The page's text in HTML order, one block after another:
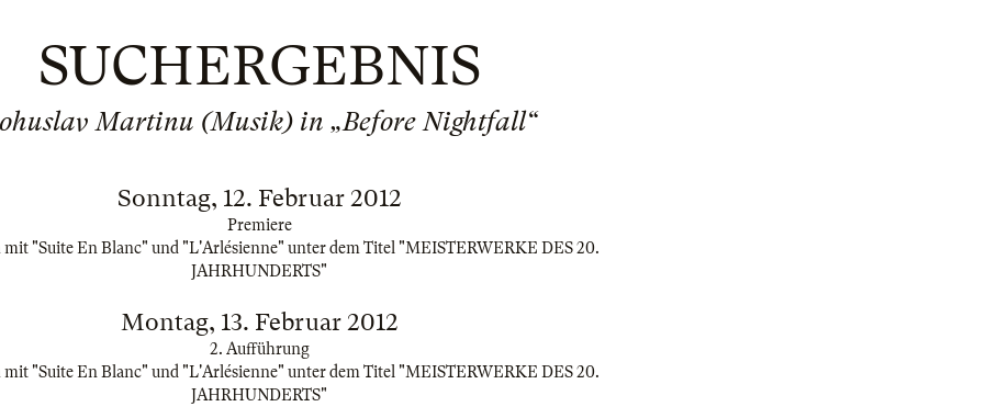
SUCHERGEBNIS
Martinu (Musik) in „Before Nightfall“
Sonntag, 12. Februar 2012
Premiere
mit "Suite En Blanc" und "L'Arlésienne" unter dem Titel "MEISTERWERKE DES 20.
JAHRHUNDERTS"
Montag, 13. Februar 2012
2. Aufführung
mit "Suite En Blanc" und "L'Arlésienne" unter dem Titel "MEISTERWERKE DES 20.
JAHRHUNDERTS"